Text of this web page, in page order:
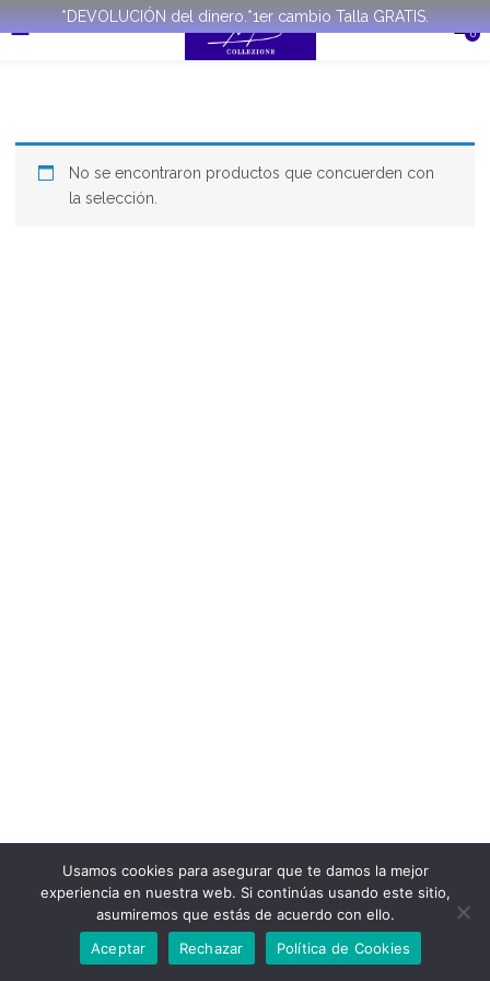
*DEVOLUCIÓN del dinero.*1er cambio Talla GRATIS.
0
No se encontraron productos que concuerden con
la selección.
Usamos cookies para asegurar que te damos la mejor
experiencia en nuestra web. Si continúas usando este sitio,
asumiremos que estás de acuerdo con ello.
Aceptar
Rechazar Política de Cookies